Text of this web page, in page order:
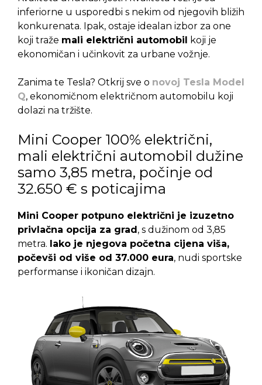
inferiorne u usporedbi s nekim od njegovih bližih
konkurenata. Ipak, ostaje idealan izbor za one
koji traže mali električni automobil
koji je
ekonomičan i učinkovit za urbane vožnje.
Zanima te Tesla? Otkrij sve o novoj Tesla Model
Q, ekonomičnom električnom automobilu koji
dolazi na tržište.
Mini Cooper 100% električni,
mali električni automobil dužine
samo 3,85 metra, počinje od
32.650 € s poticajima
Mini Cooper potpuno električni je izuzetno
privlačna opcija za grad , s dužinom od 3,85
metra. Iako je njegova početna cijena viša,
počevši od više od 37.000 eura, nudi sportske
performanse i ikoničan dizajn.